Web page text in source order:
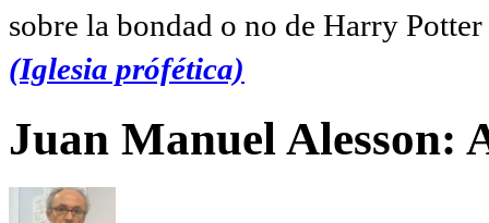
sobre la bondad o no de Harry
(Iglesia prófética)
Juan Manuel Alesson: